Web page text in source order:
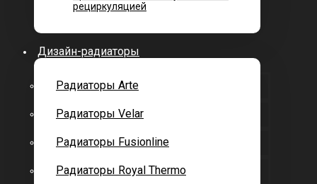
рециркуляцией
Дизайн-радиаторы
Радиаторы Arte
Радиаторы Velar
Радиаторы Fusionline
Радиаторы Royal Thermo